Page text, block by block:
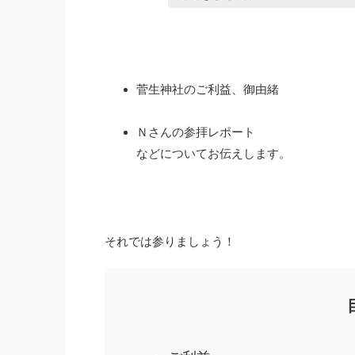
菅生神社のご利益、御由緒
Ｎさんの参拝レポート
などについてお伝えします。
それでは参りましょう！